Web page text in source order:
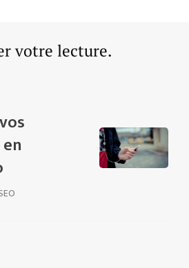
votre lecture.